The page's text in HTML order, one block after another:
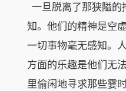
一旦脱离了那狭隘
知。他们的精神是空
一切事物毫无感知。
方面的乐趣是他们无
里偷闲地寻求那些霎